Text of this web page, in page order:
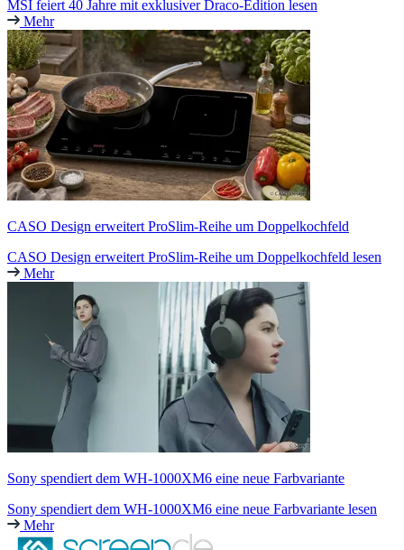
MSI feiert 40 Jahre mit exklusiver Draco-Edition lesen
Mehr
CASO Design erweitert ProSlim-Reihe um Doppelkochfeld
CASO Design erweitert ProSlim-Reihe um Doppelkochfeld lesen
Mehr
Sony spendiert dem WH-1000XM6 eine neue Farbvariante
Sony spendiert dem WH-1000XM6 eine neue Farbvariante lesen
Mehr